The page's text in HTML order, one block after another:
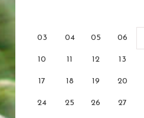
03 04 05 06
10 11 12 13
17 18 19 20
24 25 26 27